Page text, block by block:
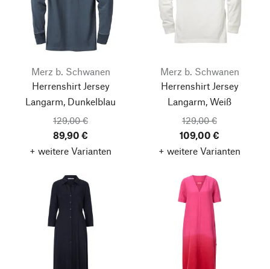
Merz b. Schwanen
Herrenshirt Jersey
Langarm, Dunkelblau
129,00 €
89,90 €
+ weitere Varianten
Merz b. Schwanen
Herrenshirt Jersey
Langarm, Weiß
129,00 €
109,00 €
+ weitere Varianten